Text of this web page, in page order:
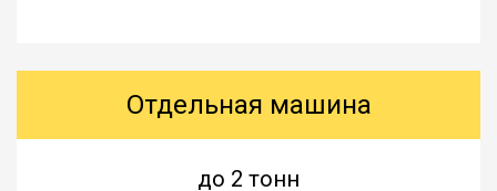
Отдельная машина
до 2 тонн